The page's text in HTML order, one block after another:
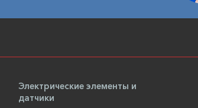
Электрические элементы и
датчики